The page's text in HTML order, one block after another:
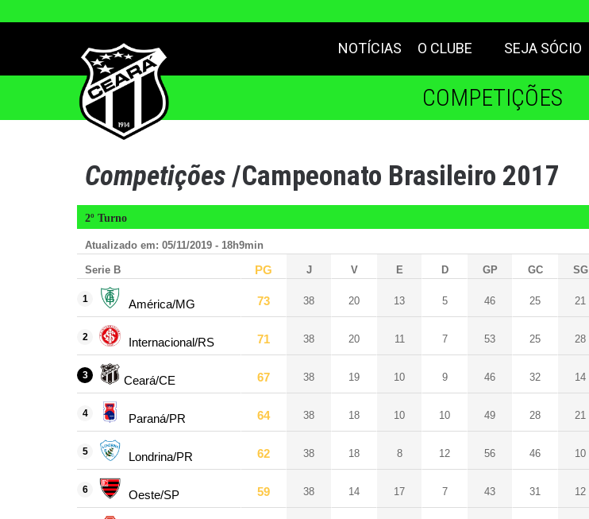
NOTÍCIAS O CLUBE SEJA SÓCIO
COMPETIÇÕES
Competições/Campeonato Brasileiro 2017
2º Turno
Atualizado em: 05/11/2019 - 18h9min
Serie B PG J V E D GP GC SG
1 América/MG 73 38 20 13 5 46 25 21
2 Internacional/RS 71 38 20 11 7 53 25 28
3 Ceará/CE 67 38 19 10 9 46 32 14
4 Paraná/PR 64 38 18 10 10 49 28 21
5 Londrina/PR 62 38 18 8 12 56 46 10
6 Oeste/SP 59 38 14 17 7 43 31 12